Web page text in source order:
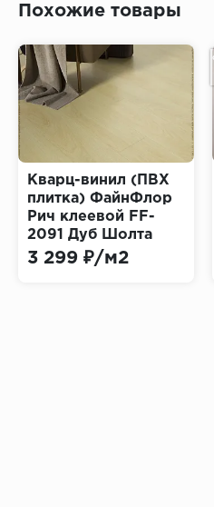
Похожие товары
Кварц-винил (ПВХ
плитка) ФайнФлор
Рич клеевой FF-
2091 Дуб Шолта
(Rich Dry Back Fine
3 299 ₽/м2